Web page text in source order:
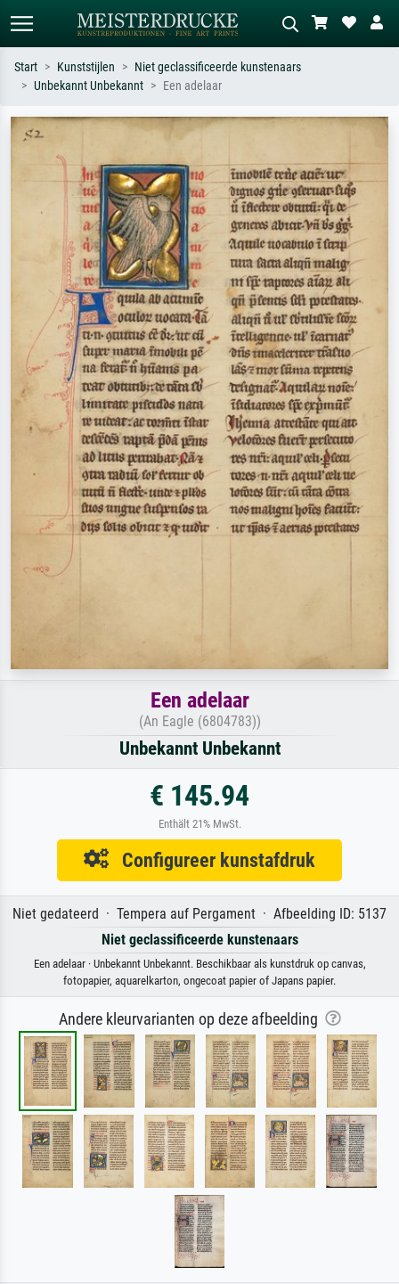
Zoek op kunstenaar, titel of stijl – bijv.
Hokusai-golf, naakt.
olieverfschilderij, staand naakt naast
een boom.
Start Kunststijlen
Niet geclassificeerde kunstenaars
Unbekannt Unbekannt
Een adelaar
Een adelaar
(An Eagle (6804783))
Unbekannt Unbekannt
€ 145.94
Enthält 21% MwSt.
Configureer kunstafdruk
Niet gedateerd · Tempera auf Pergament · Afbeelding ID: 5137
Niet geclassificeerde kunstenaars
Een adelaar · Unbekannt Unbekannt. Beschikbaar als kunstdruk op canvas,
fotopapier, aquarelkarton, ongecoat papier of Japans papier.
Andere kleurvarianten op deze afbeelding